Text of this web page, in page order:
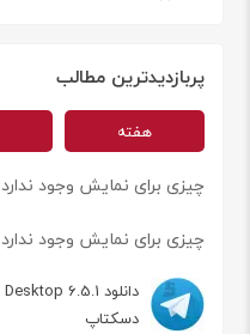
پربازدیدترین مطالب
هفته
چیزی برای نمایش وجود ندارد
چیزی برای نمایش وجود ندارد
دسکتاپ